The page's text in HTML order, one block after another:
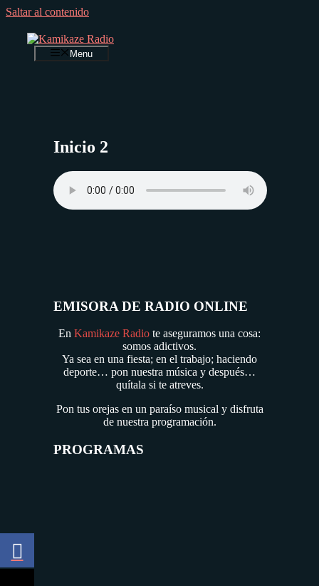
Saltar al contenido
Menu
Inicio 2
EMISORA DE RADIO ONLINE
En Kamikaze Radio te aseguramos una cosa:
somos adictivos.
Ya sea en una fiesta; en el trabajo; haciendo
deporte… pon nuestra música y después…
quítala si te atreves.
Pon tus orejas en un paraíso musical y disfruta
de nuestra programación.
PROGRAMAS